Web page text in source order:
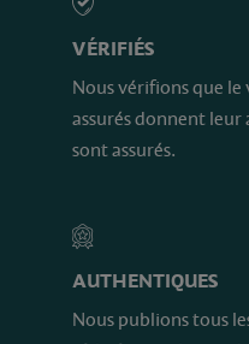
VÉRIFIÉS
Nous vérifions que le
assurés donnent leur
sont assurés.
AUTHENTIQUES
Nous publions tous